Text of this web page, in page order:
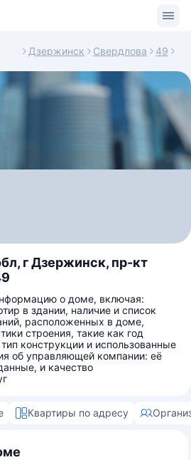
Дзержинск Свердлова 49
г Дзержинск, пр-кт
о доме, включая:
в здании, наличие и список
расположенных в доме,
строения, такие как год
конструкции и использованные
об управляющей компании: её
и качество
Квартиры по адресу